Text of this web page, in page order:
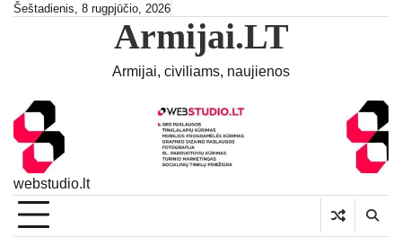
SkipŠeštadienis, 8 rugpjūčio, 2026
Armijai.LT
Armijai, civiliams, naujienos
webstudio.lt